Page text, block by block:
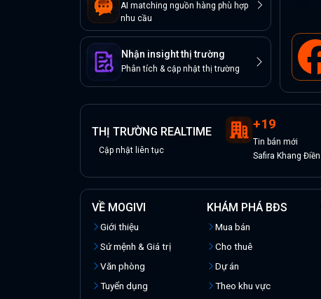
AI matching nguồn hàng phù hợp
nhu cầu
Nhận insight thị trường
Phân tích & cập nhật thị trường
THỊ TRƯỜNG REALTIME
Cập nhật liên tục
+19
Tin bán mới
Safira Khang Điền
VỀ MOGIVI
Giới thiệu
Sứ mệnh & Giá trị
Văn phòng
Tuyển dụng
KHÁM PHÁ BĐS
Mua bán
Cho thuê
Dự án
Theo khu vực